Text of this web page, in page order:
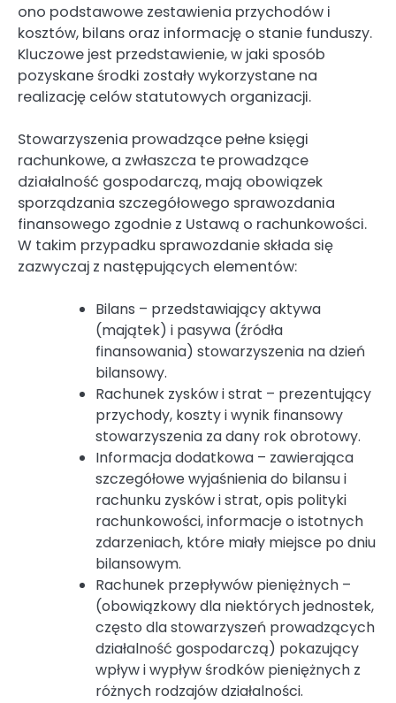
ono podstawowe zestawienia przychodów i
kosztów, bilans oraz informację o stanie funduszy.
Kluczowe jest przedstawienie, w jaki sposób
pozyskane środki zostały wykorzystane na
realizację celów statutowych organizacji.
Stowarzyszenia prowadzące pełne księgi
rachunkowe, a zwłaszcza te prowadzące
działalność gospodarczą, mają obowiązek
sporządzania szczegółowego sprawozdania
finansowego zgodnie z Ustawą o rachunkowości.
W takim przypadku sprawozdanie składa się
zazwyczaj z następujących elementów:
Bilans – przedstawiający aktywa
(majątek) i pasywa (źródła
finansowania) stowarzyszenia na dzień
bilansowy.
Rachunek zysków i strat – prezentujący
przychody, koszty i wynik finansowy
stowarzyszenia za dany rok obrotowy.
Informacja dodatkowa – zawierająca
szczegółowe wyjaśnienia do bilansu i
rachunku zysków i strat, opis polityki
rachunkowości, informacje o istotnych
zdarzeniach, które miały miejsce po dniu
bilansowym.
Rachunek przepływów pieniężnych –
(obowiązkowy dla niektórych jednostek,
często dla stowarzyszeń prowadzących
działalność gospodarczą) pokazujący
wpływ i wypływ środków pieniężnych z
różnych rodzajów działalności.